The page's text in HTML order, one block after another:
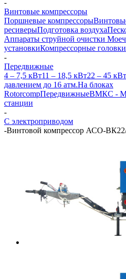
-
Винтовые компрессоры
Поршневые компрессоры
ресиверыПодготовка воздуха
Аппараты струйной очистки
установкиКомпрессорные головки
-
Передвижные
4 – 7,5 кВт11 – 18,5 кВт22 – 45 кВт
давлением до 16 атм.На блоках
RotorcompПередвижныеВМКС -
станции
-
С электроприводом
-Винтовой компрессор АСО-